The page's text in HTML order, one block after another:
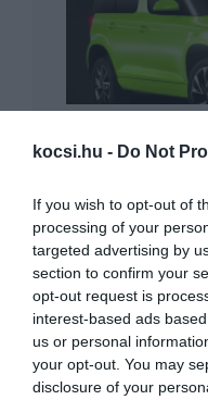
kocsi.hu - Do Not
If you wish to opt-out of
processing of your
targeted advertising by
section to confirm your
opt-out request is
interest-based ads
us or personal
your opt-out. You may
disclosure of your
Ősszel érkezik a